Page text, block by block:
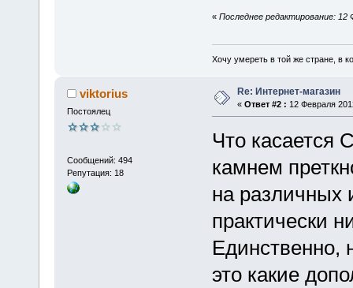
« Последнее редактирование:
Хочу умереть в той же стране, в
viktorius
Постоялец
Сообщений: 494
Репутация: 18
Re: Интернет-магазин
« Ответ #2 : 12 Февраля
Что касается
камнем
на различных
практически
Единственно,
это какие